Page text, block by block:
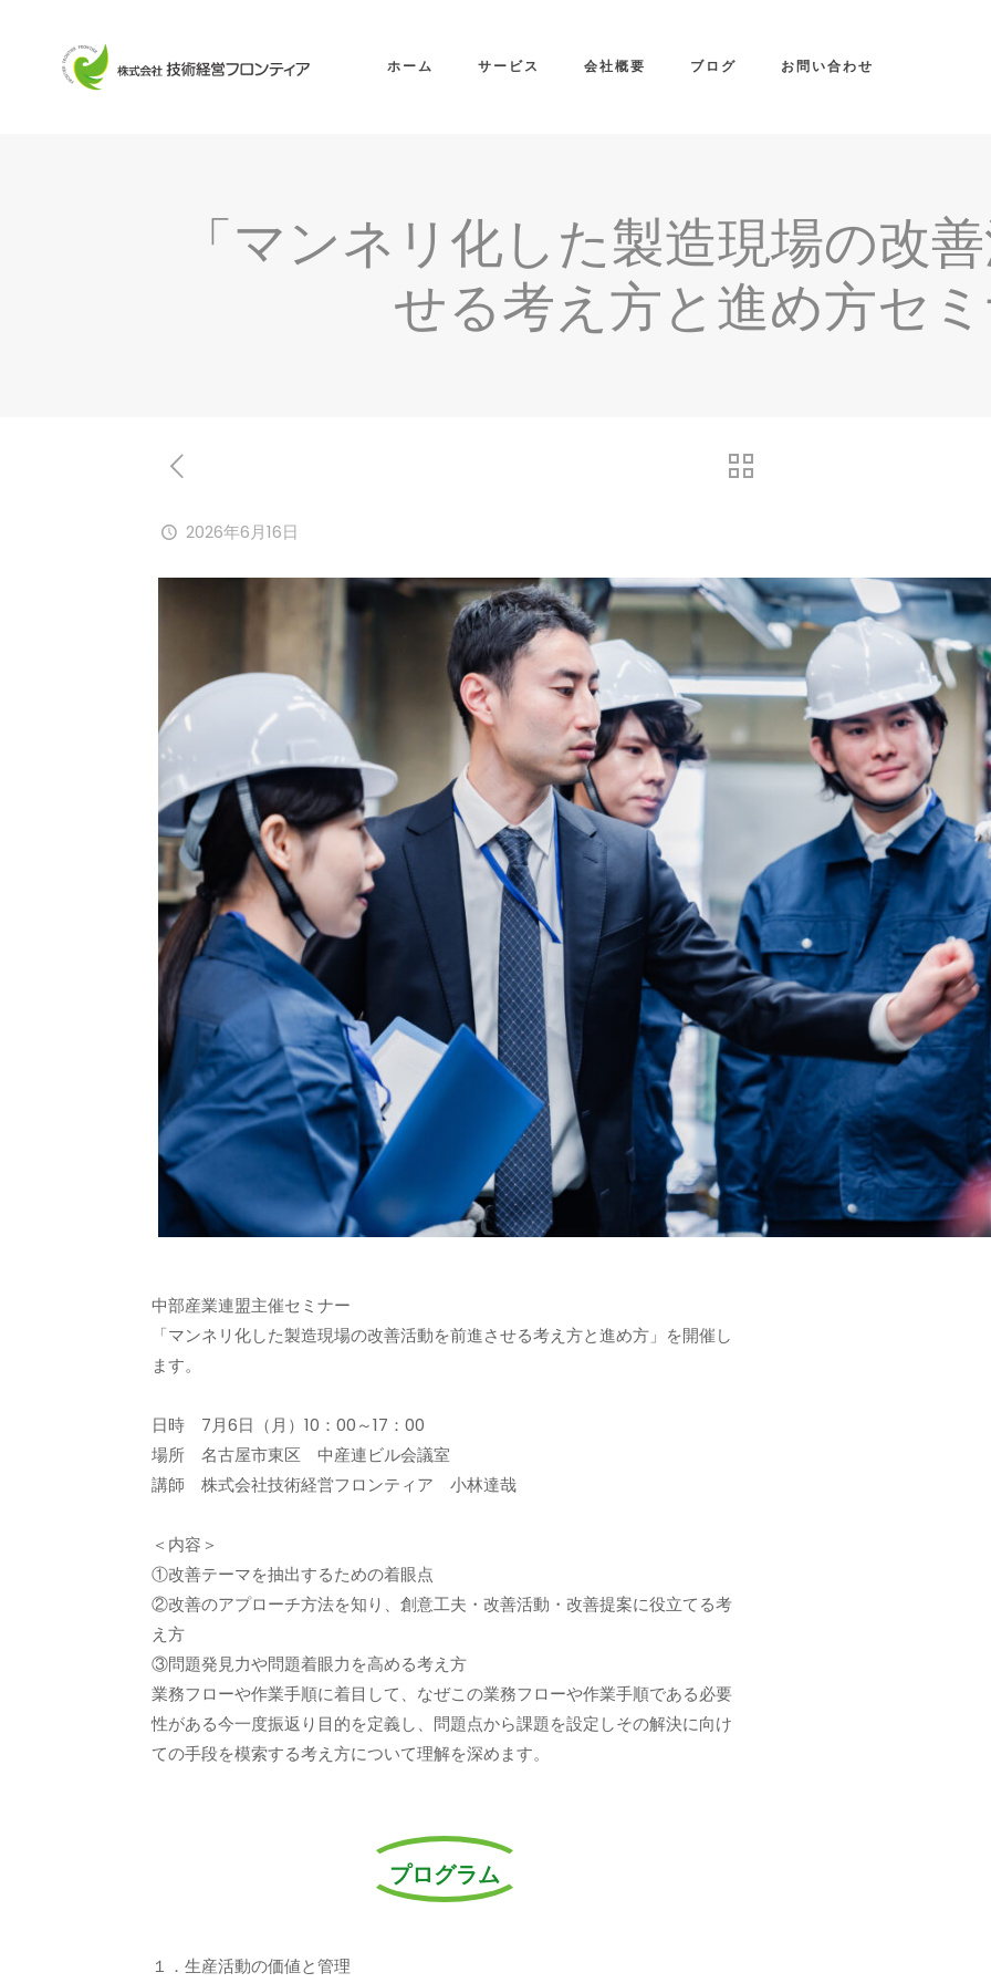
ホーム サービス 会社概要 ブログ お問い合わせ
「マンネリ化した製造現場の改
せる考え方と進め方セ
2026年6月16日
中部産業連盟主催セミナー
「マンネリ化した製造現場の改善活動を前進させる考え方と進め方」を開催し
ます。
日時 7月6日（月）10：00～17：00
場所 名古屋市東区 中産連ビル会議室
講師 株式会社技術経営フロンティア 小林達哉
＜内容＞
①改善テーマを抽出するための着眼点
②改善のアプローチ方法を知り、創意工夫・改善活動・改善提案に役立てる考
え方
③問題発見力や問題着眼力を高める考え方
業務フローや作業手順に着目して、なぜこの業務フローや作業手順である必要
性がある今一度振返り目的を定義し、問題点から課題を設定しその解決に向け
ての手段を模索する考え方について理解を深めます。
プログラム
１．生産活動の価値と管理